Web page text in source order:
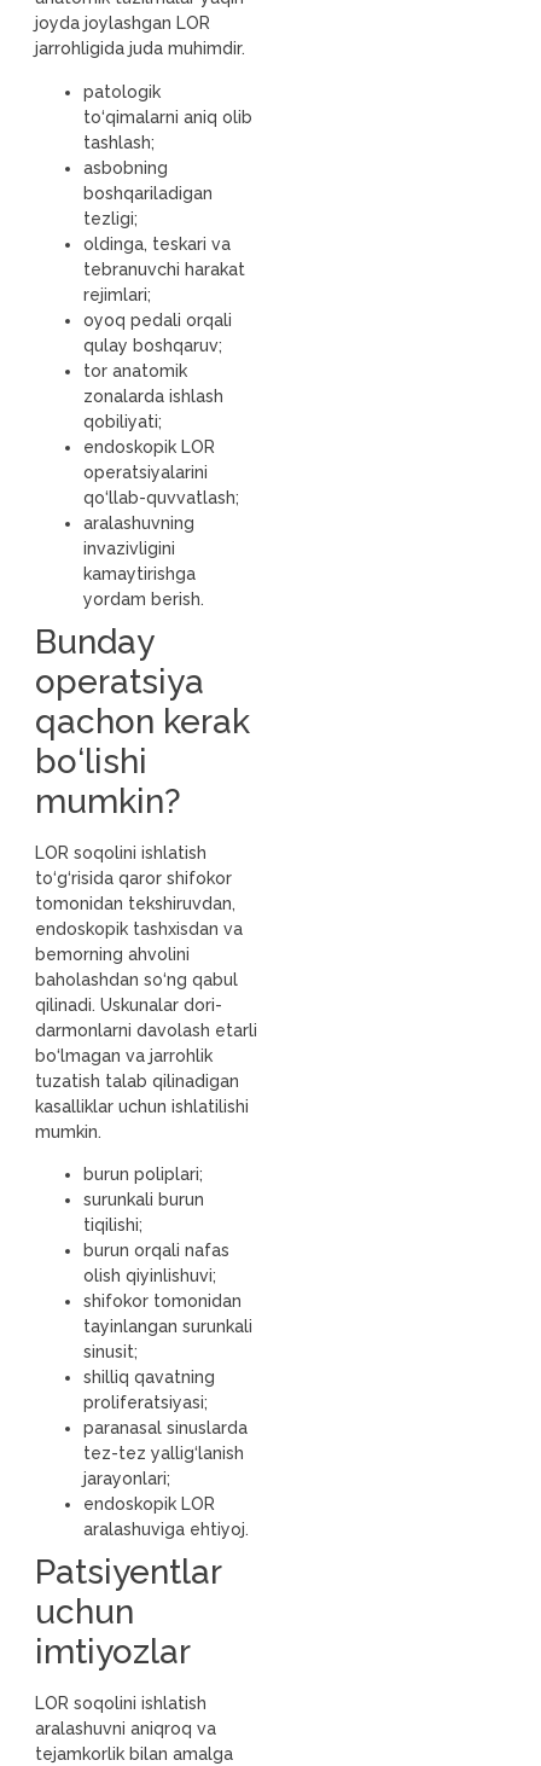
joyda joylashgan LOR
jarrohligida juda muhimdir.
patologik
to‘qimalarni aniq olib
tashlash;
asbobning
boshqariladigan
tezligi;
oldinga, teskari va
tebranuvchi harakat
rejimlari;
oyoq pedali orqali
qulay boshqaruv;
tor anatomik
zonalarda ishlash
qobiliyati;
endoskopik LOR
operatsiyalarini
qo‘llab-quvvatlash;
aralashuvning
invazivligini
kamaytirishga
yordam berish.
Bunday
operatsiya
qachon kerak
bo‘lishi
mumkin?
LOR soqolini ishlatish
to‘g‘risida qaror shifokor
tomonidan tekshiruvdan,
endoskopik tashxisdan va
bemorning ahvolini
baholashdan so‘ng qabul
qilinadi. Uskunalar dori-
darmonlarni davolash etarli
bo‘lmagan va jarrohlik
tuzatish talab qilinadigan
kasalliklar uchun ishlatilishi
mumkin.
burun poliplari;
surunkali burun
tiqilishi;
burun orqali nafas
olish qiyinlishuvi;
shifokor tomonidan
tayinlangan surunkali
sinusit;
shilliq qavatning
proliferatsiyasi;
paranasal sinuslarda
tez-tez yallig‘lanish
jarayonlari;
endoskopik LOR
aralashuviga ehtiyoj.
Patsiyentlar
uchun
imtiyozlar
LOR soqolini ishlatish
aralashuvni aniqroq va
tejamkorlik bilan amalga